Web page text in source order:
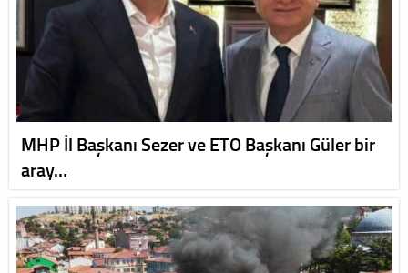
MHP İl Başkanı Sezer ve ETO Başkanı Güler bir
aray…